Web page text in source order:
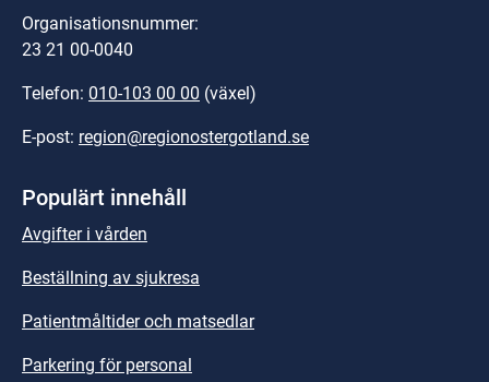
Organisationsnummer:
23 21 00-0040
Telefon: 010-103 00 00 (växel)
E-post: region@regionostergotland.se
Populärt innehåll
Avgifter i vården
Beställning av sjukresa
Patientmåltider och matsedlar
Parkering för personal